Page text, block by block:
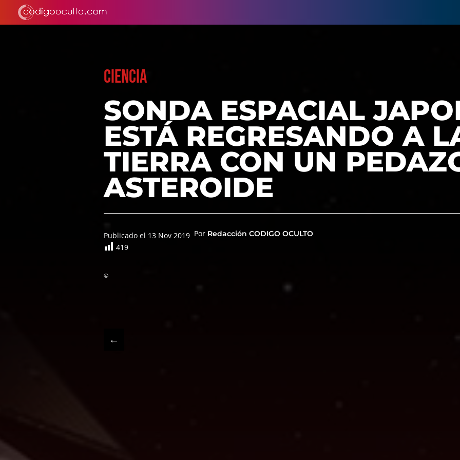
CIENCIA
SONDA ESPACIAL
ESTÁ REGRESANDO A
TIERRA CON UN
ASTEROIDE
Publicado el 13 Nov 2019 Por Redacción CODIGO OCULTO
419
©
←